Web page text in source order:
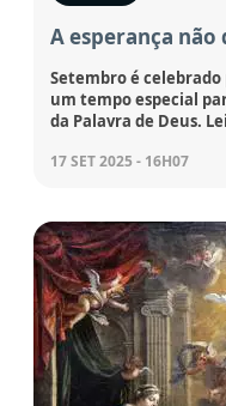
A esperança não
Setembro é celebrado
um tempo especial
da Palavra de Deus.
17 SET 2025 - 16H07